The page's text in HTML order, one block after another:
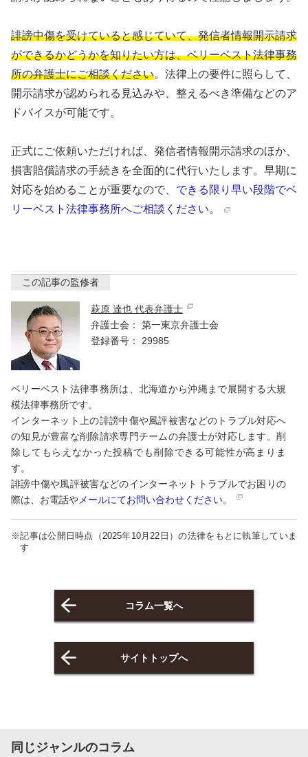
誹謗中傷を受けていると感じていて、発信者情報開示請求
ができるかどうかを知りたい方は、ベリーベスト法律事務
所の弁護士にご相談ください。法律上の要件に照らして、
開示請求が認められる見込みや、整えるべき準備などのア
ドバイスが可能です。
正式にご依頼いただければ、発信者情報開示請求のほか、
損害賠償請求の手続きを全面的に代行いたします。早期に
対応を始めることが重要なので、 できる限り早い段階でベ
リーベスト法律事務所へご相談ください。
この記事の監修者
萩原 達也 代表弁護士
弁護士会：
第一東京弁護士会
登録番号：
29985
ベリーベスト法律事務所は、北海道から沖縄まで展開する大規
模法律事務所です。
インターネット上の誹謗中傷や風評被害などのトラブル対応へ
の知見が豊富な削除請求専門チームの弁護士が対応します。削
除してもらえなかった投稿でも削除できる可能性が高まりま
す。
誹謗中傷や風評被害などのインターネットトラブルでお困りの
際は、お電話や メールにてお問い合わせください。
※記事は公開日時点（2025年10月22日）の法律をもとに執筆していま
す
コラム一覧へ
サイトトップへ
同じジャンルのコラム